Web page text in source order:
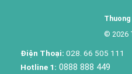
© 2026
Điện Thoại: 028. 66 505 111
Hotline 1: 0888 888 449